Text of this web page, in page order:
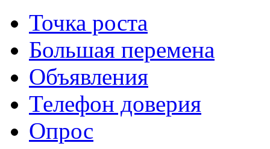
Точка роста
Большая перемена
Объявления
Телефон доверия
Опрос